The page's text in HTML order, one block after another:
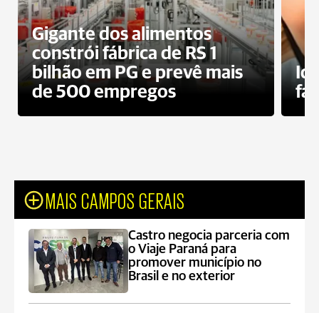
Gigante dos alimentos
constrói fábrica de RS 1
bilhão em PG e prevê mais
de 500 empregos
MAIS CAMPOS GERAIS
Castro negocia parceria com
o Viaje Paraná para
promover município no
Brasil e no exterior